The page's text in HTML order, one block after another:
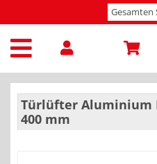
Türlüfter Aluminium
400 mm